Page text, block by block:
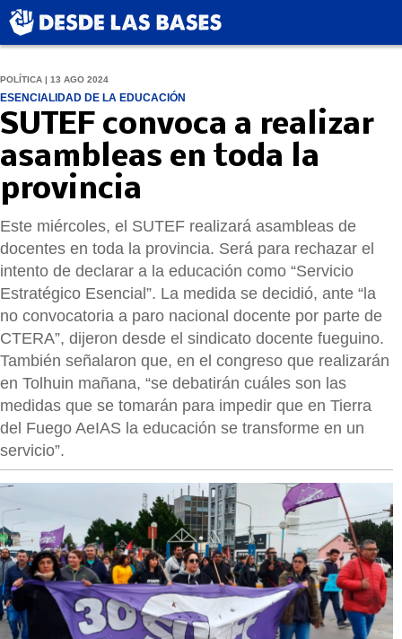
POLÍTICA | 13 AGO 2024
ESENCIALIDAD DE LA EDUCACIÓN
SUTEF convoca a realizar
asambleas en toda la
provincia
Este miércoles, el SUTEF realizará asambleas de
docentes en toda la provincia. Será para rechazar el
intento de declarar a la educación como “Servicio
Estratégico Esencial”. La medida se decidió, ante “la
no convocatoria a paro nacional docente por parte de
CTERA”, dijeron desde el sindicato docente fueguino.
También señalaron que, en el congreso que realizarán
en Tolhuin mañana, “se debatirán cuáles son las
medidas que se tomarán para impedir que en Tierra
del Fuego AeIAS la educación se transforme en un
servicio”.